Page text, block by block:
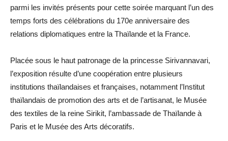
parmi les invités présents pour cette soirée marquant l’un des
temps forts des célébrations du 170e anniversaire des
relations diplomatiques entre la Thaïlande et la France.
Placée sous le haut patronage de la princesse Sirivannavari,
l’exposition résulte d’une coopération entre plusieurs
institutions thaïlandaises et françaises, notamment l’Institut
thaïlandais de promotion des arts et de l’artisanat, le Musée
des textiles de la reine Sirikit, l’ambassade de Thaïlande à
Paris et le Musée des Arts décoratifs.